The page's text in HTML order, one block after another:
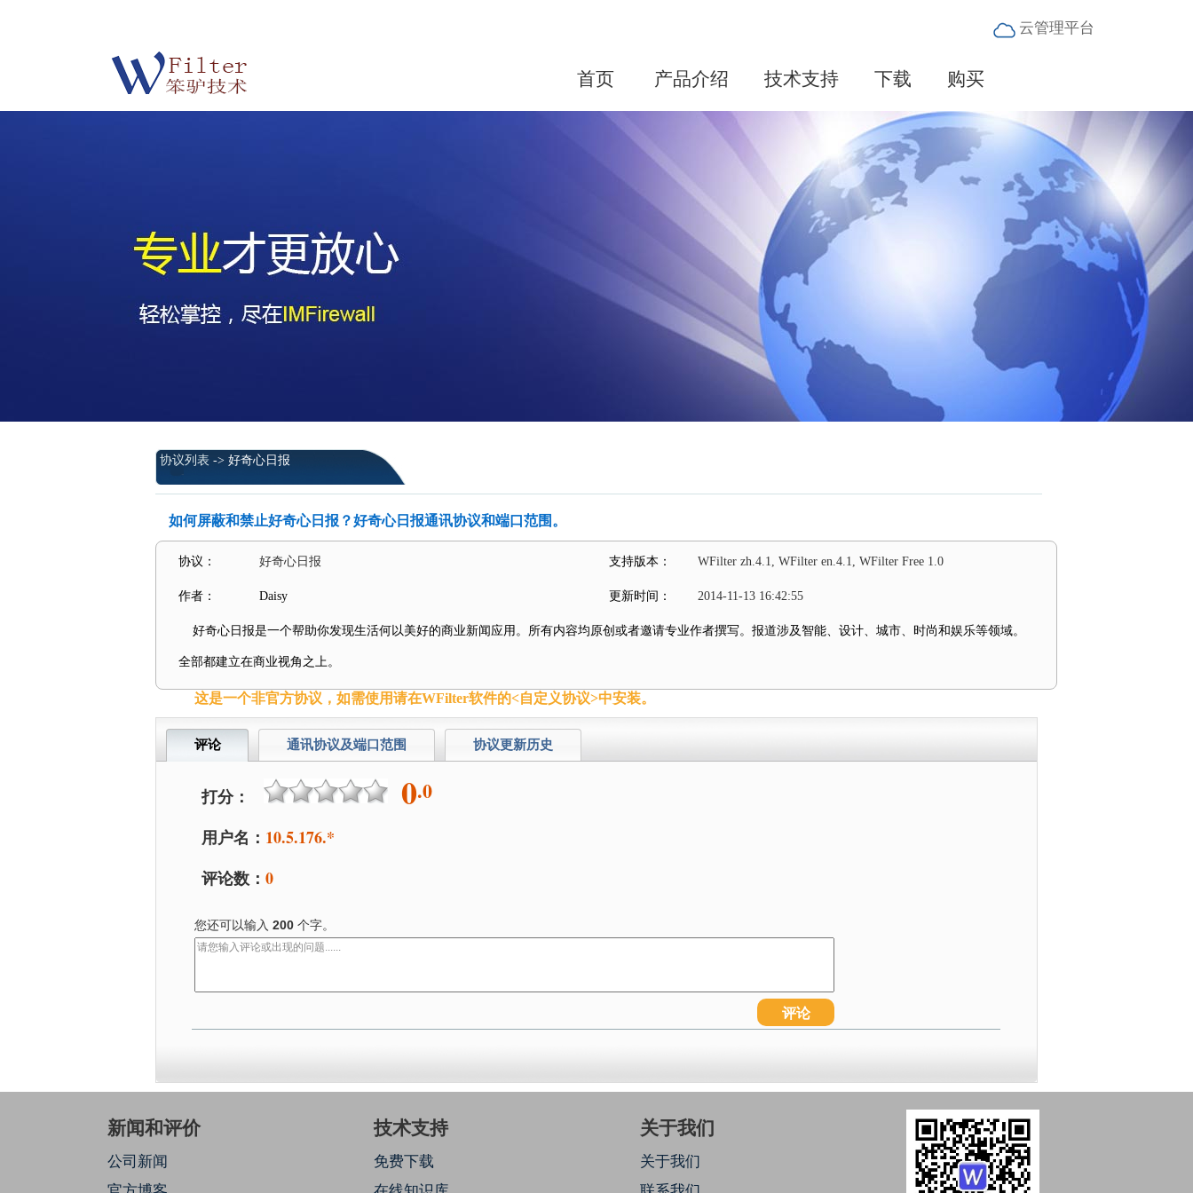
云管理平台
首页 产品介绍 技术支持 下载 购买
协议列表 -> 好奇心日报
如何屏蔽和禁止好奇心日报？好奇心日报通讯协议和端口范围。
协议： 好奇心日报 支持版本： WFilter zh.4.1, WFilter en.4.1, WFilter Free 1.0
作者： Daisy 更新时间： 2014-11-13 16:42:55
好奇心日报是一个帮助你发现生活何以美好的商业新闻应用。所有内容均原创或者邀请专业作者撰写。报道涉及智能、设计、城市、时尚和娱乐等领域。
全部都建立在商业视角之上。
这是一个非官方协议，如需使用请在WFilter软件的<自定义协议>中安装。
评论 通讯协议及端口范围 协议更新历史
打分： 0.0
用户名： 10.5.176.*
评论数：0
您还可以输入200 个字。
新闻和评价
公司新闻
技术支持
免费下载
关于我们
关于我们